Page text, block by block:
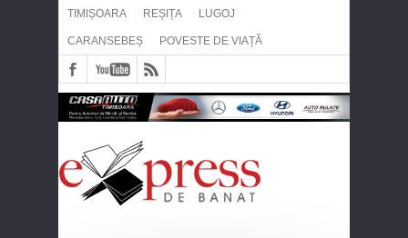
TIMIȘOARA REȘIȚA LUGOJ
CARANSEBEȘ POVESTE DE VIAȚĂ